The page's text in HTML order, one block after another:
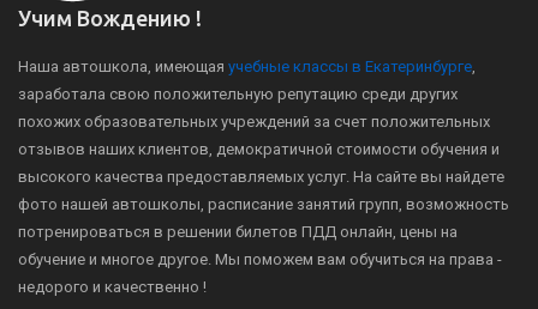
Учим Вождению !
Наша автошкола, имеющая учебные классы в Екатеринбурге,
заработала свою положительную репутацию среди других
похожих образовательных учреждений за счет положительных
отзывов наших клиентов, демократичной стоимости обучения и
высокого качества предоставляемых услуг. На сайте вы найдете
фото нашей автошколы, расписание занятий групп, возможность
потренироваться в решении билетов ПДД онлайн, цены на
обучение и многое другое. Мы поможем вам обучиться на права -
недорого и качественно !